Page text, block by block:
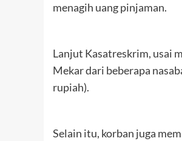
menagih uang pinjaman.
Lanjut Kasatreskrim, usai
Mekar dari beberapa
rupiah).
Selain itu, korban juga